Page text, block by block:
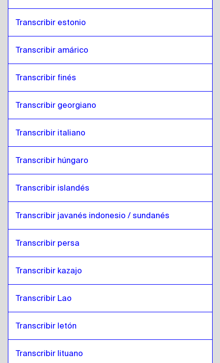
Transcribir estonio
Transcribir amárico
Transcribir finés
Transcribir georgiano
Transcribir italiano
Transcribir húngaro
Transcribir islandés
Transcribir javanés indonesio / sundanés
Transcribir persa
Transcribir kazajo
Transcribir Lao
Transcribir letón
Transcribir lituano